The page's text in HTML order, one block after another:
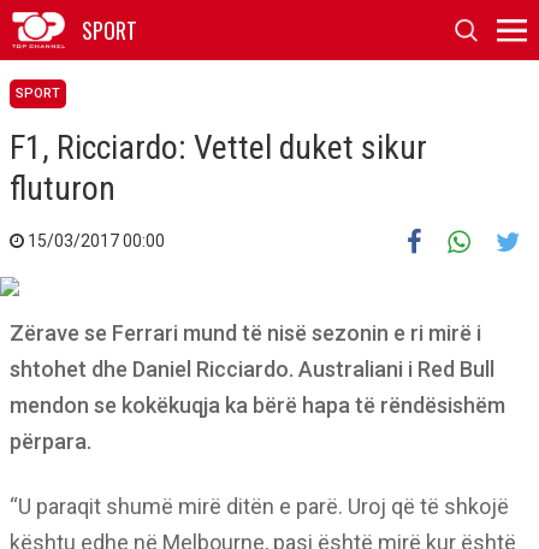
SPORT
SPORT
F1, Ricciardo: Vettel duket sikur
fluturon
15/03/2017 00:00
Zërave se Ferrari mund të nisë sezonin e ri mirë i
shtohet dhe Daniel Ricciardo. Australiani i Red Bull
mendon se kokëkuqja ka bërë hapa të rëndësishëm
përpara.
“U paraqit shumë mirë ditën e parë. Uroj që të shkojë
kështu edhe në Melbourne, pasi është mirë kur është